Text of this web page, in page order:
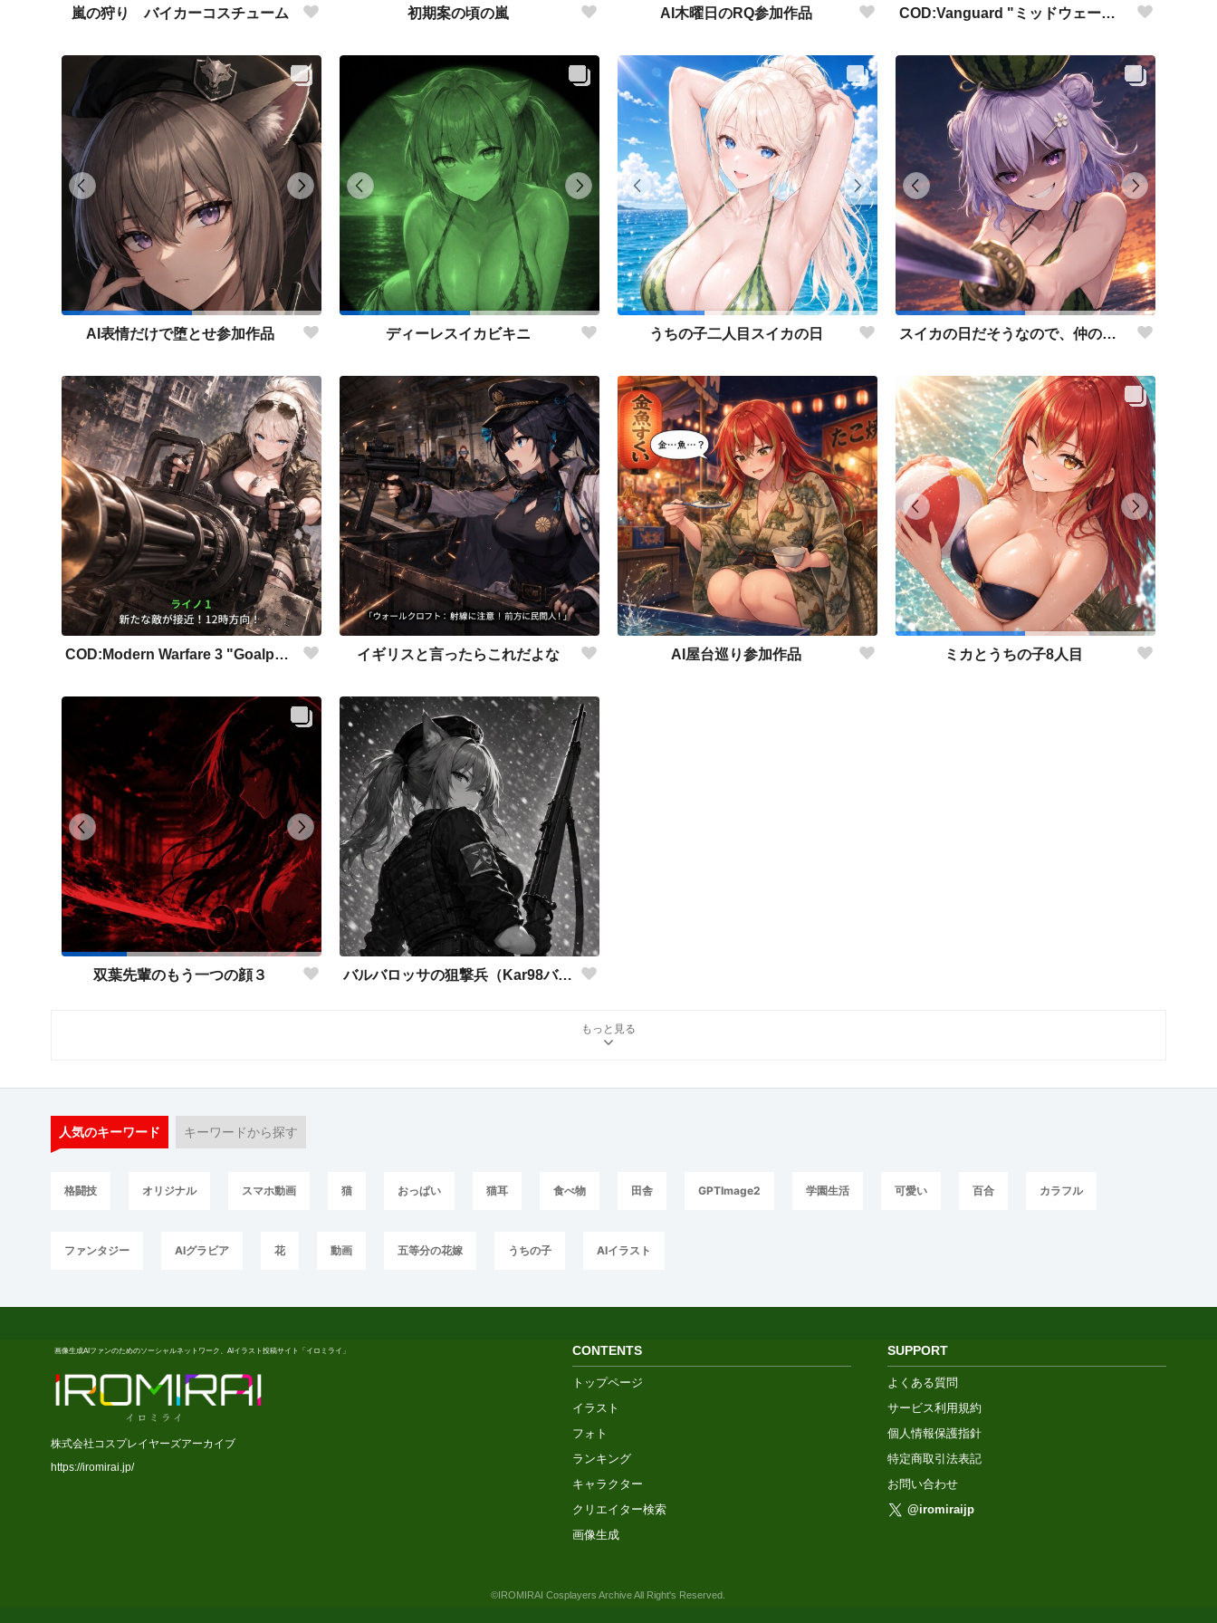
嵐の狩り バイカーコスチューム 初期案の頃の嵐 AI木曜日のRQ参加作品 COD:Vanguard "ミッドウェー海戦"
AI表情だけで堕とせ参加作品 ディーレスイカビキニ うちの子二人目スイカの日 スイカの日だそうなので、仲の良い先輩後輩でスイカ割り（意味深）
COD:Modern Warfare 3 "Goalpost" イギリスと言ったらこれだよな AI屋台巡り参加作品 ミカとうちの子8人目
双葉先輩のもう一つの顔３ バルバロッサの狙撃兵（Kar98バージョン）
もっと見る
人気のキーワード キーワードから探す
格闘技 オリジナル スマホ動画 猫 おっぱい 猫耳 食べ物 田舎 GPTImage2 学園生活 可愛い 百合 カラフル
ファンタジー AIグラビア 花 動画 五等分の花嫁 うちの子 AIイラスト
画像生成AIファンのためのソーシャルネットワーク、AIイラスト投稿サイト「イロミライ」
株式会社コスプレイヤーズアーカイブ
https://iromirai.jp/
SUPPORT
よくある質問
サービス利用規約
個人情報保護指針
特定商取引法表記
お問い合わせ
@iromiraijp
CONTENTS
トップページ
イラスト
フォト
ランキング
キャラクター
クリエイター検索
画像生成
©IROMIRAI Cosplayers Archive All Right's Reserved.